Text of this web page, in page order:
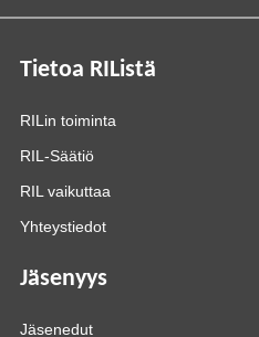
Tietoa RIListä
RILin toiminta
RIL-Säätiö
RIL vaikuttaa
Yhteystiedot
Jäsenyys
Jäsenedut